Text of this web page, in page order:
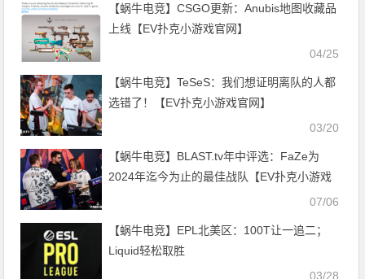
【蜗牛电竞】CSGO更新：Anubis地图收藏品
上线【EV扑克小游戏官网】
04/25
【蜗牛电竞】TeSeS：我们想证明离队的人都
选错了！【EV扑克小游戏官网】
03/20
【蜗牛电竞】BLAST.tv年中评选：FaZe为
2024年迄今为止的最佳战队【EV扑克小游戏
07/06
【蜗牛电竞】EPL北美区：100T让一追二；
Liquid轻松取胜
03/28